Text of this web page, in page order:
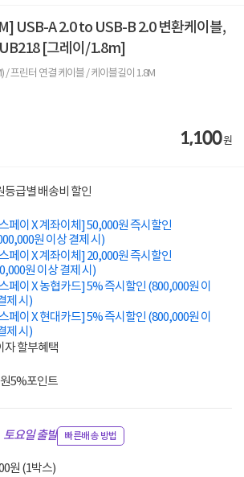
USB-A 2.0 to USB-B 2.0 변환케이블,
[그레이/1.8m]
/ 프린터 연결 케이블 / 케이블길이 1.8M
1,100원
등급별 배송비 할인
페이 X 계좌이체] 50,000원 즉시할인
원 이상 결제 시)
페이 X 계좌이체] 20,000원 즉시할인
원 이상 결제 시)
페이 X 농협카드] 5% 즉시할인 (800,000원 이
제 시)
페이 X 현대카드] 5% 즉시할인 (800,000원 이
제 시)
자 할부혜택
5%포인트
토요일 출발 빠른배송 방법
원 (1박스)